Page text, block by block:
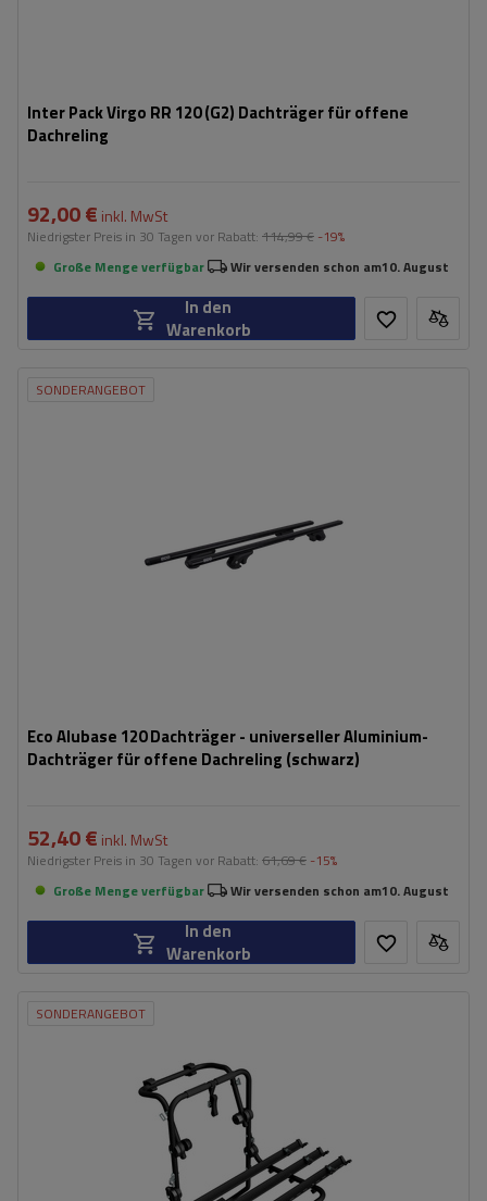
Inter Pack Virgo RR 120 (G2) Dachträger für offene
Dachreling
92,00 € inkl. MwSt
Niedrigster Preis in 30 Tagen vor Rabatt: 114,99 € -19%
Große Menge verfügbar
Wir versenden schon am10. August
In den
Warenkorb
SONDERANGEBOT
Eco Alubase 120 Dachträger - universeller Aluminium-
Dachträger für offene Dachreling (schwarz)
52,40 € inkl. MwSt
Niedrigster Preis in 30 Tagen vor Rabatt: 61,69 € -15%
Große Menge verfügbar
Wir versenden schon am10. August
In den
Warenkorb
SONDERANGEBOT
universelles Montagesystem
kompatibel mit allen Karosseriearten